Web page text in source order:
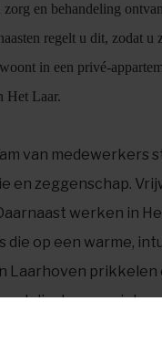
zorg en behandeling
regelt u dit, zodat
in een privé-
Het Laar.
van medewerkers
en zeggenschap.
werken in
die op een warme,
Laarhoven
die door muziek
psychomotorisch